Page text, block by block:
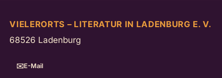
VIELERORTS – LITERATUR IN LADENBURG E. V.
68526 Ladenburg
E-Mail